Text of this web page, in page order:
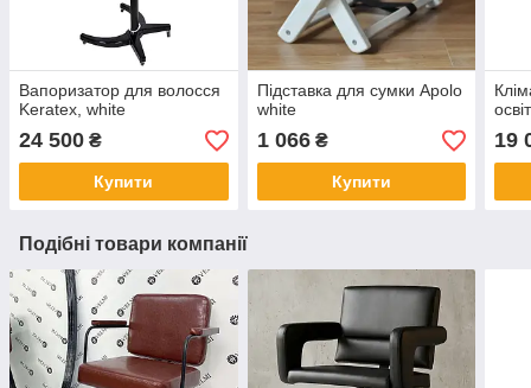
Вапоризатор для волосся
Keratex, white
24 500 ₴
Купити
Підставка для сумки Apolo
white
1 066₴
Купити
19
Подібні товари компанії